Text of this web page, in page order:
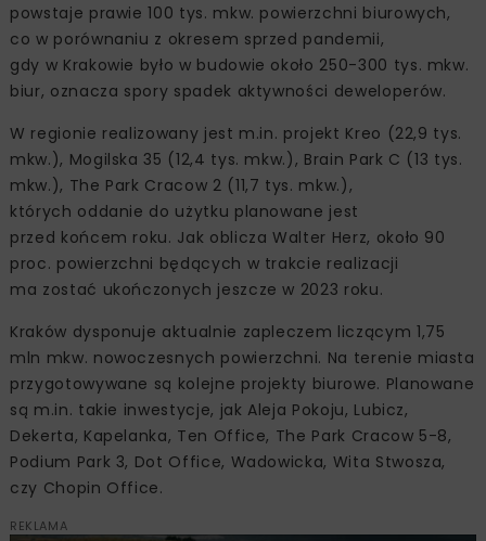
powstaje prawie 100 tys. mkw. powierzchni biurowych,
co w porównaniu z okresem sprzed pandemii,
gdy w Krakowie było w budowie około 250-300 tys. mkw.
biur, oznacza spory spadek aktywności deweloperów.
W regionie realizowany jest m.in. projekt Kreo (22,9 tys.
mkw.), Mogilska 35 (12,4 tys. mkw.), Brain Park C (13 tys.
mkw.), The Park Cracow 2 (11,7 tys. mkw.),
których oddanie do użytku planowane jest
przed końcem roku. Jak oblicza Walter Herz, około 90
proc. powierzchni będących w trakcie realizacji
ma zostać ukończonych jeszcze w 2023 roku.
Kraków dysponuje aktualnie zapleczem liczącym 1,75
mln mkw. nowoczesnych powierzchni. Na terenie miasta
przygotowywane są kolejne projekty biurowe. Planowane
są m.in. takie inwestycje, jak Aleja Pokoju, Lubicz,
Dekerta, Kapelanka, Ten Office, The Park Cracow 5-8,
Podium Park 3, Dot Office, Wadowicka, Wita Stwosza,
czy Chopin Office.
REKLAMA